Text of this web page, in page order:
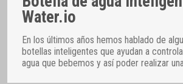
Water.io
En los últimos años hemos hablado de
botellas inteligentes que ayudan a
agua que bebemos y así poder realizar